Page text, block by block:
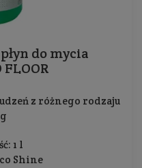
do mycia
FLOOR
z różnego rodzaju
1 l
Shine